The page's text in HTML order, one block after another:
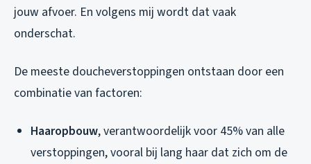
jouw afvoer. En volgens mij wordt dat vaak
onderschat.
De meeste doucheverstoppingen ontstaan door een
combinatie van factoren:
Haaropbouw, verantwoordelijk voor 45% van alle
verstoppingen, vooral bij lang haar dat zich om de